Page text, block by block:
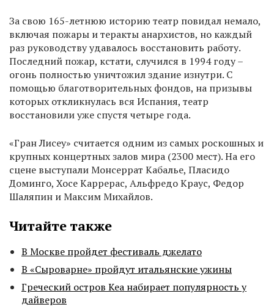
За свою 165-летнюю историю театр повидал немало,
включая пожары и теракты анархистов, но каждый
раз руководству удавалось восстановить работу.
Последний пожар, кстати, случился в 1994 году –
огонь полностью уничтожил здание изнутри. С
помощью благотворительных фондов, на призывы
которых откликнулась вся Испания, театр
восстановили уже спустя четыре года.
«Гран Лисеу» считается одним из самых роскошных и
крупных концертных залов мира (2300 мест). На его
сцене выступали Монсеррат Кабалье, Пласидо
Доминго, Хосе Каррерас, Альфредо Краус, Федор
Шаляпин и Максим Михайлов.
Читайте также
В Москве пройдет фестиваль джелато
В «Сыроварне» пройдут итальянские ужины
Греческий остров Кеа набирает популярность у
дайверов